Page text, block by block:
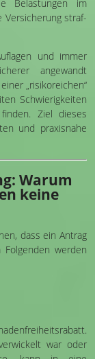
Belastungen im
Versicherung straf-
und immer
angewandt
„risikoreichen“
Schwierigkeiten
Ziel dieses
und praxisnahe
Warum
keine
dass ein Antrag
werden
war oder